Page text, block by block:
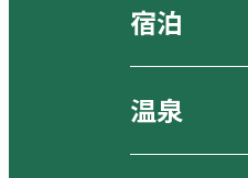
宿泊
温泉